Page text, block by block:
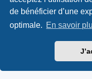
de bénéficier d’une
optimale. En savoir